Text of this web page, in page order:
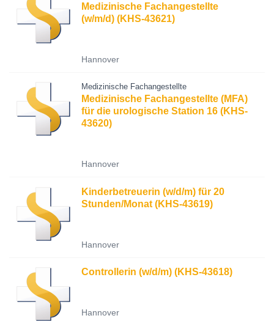
Medizinische Fachangestellte
(w/m/d) (KHS-43621)
Hannover
Medizinische Fachangestellte
Medizinische Fachangestellte (MFA)
für die urologische Station 16 (KHS-
43620)
Hannover
Kinderbetreuerin (w/d/m) für 20
Stunden/Monat (KHS-43619)
Hannover
Controllerin (w/d/m) (KHS-43618)
Hannover